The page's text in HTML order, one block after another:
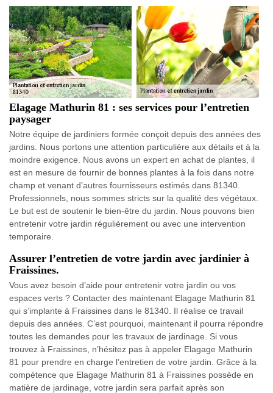
Elagage Mathurin 81 : ses services pour l’entretien
paysager
Notre équipe de jardiniers formée conçoit depuis des années des
jardins. Nous portons une attention particulière aux détails et à la
moindre exigence. Nous avons un expert en achat de plantes, il
est en mesure de fournir de bonnes plantes à la fois dans notre
champ et venant d’autres fournisseurs estimés dans 81340.
Professionnels, nous sommes stricts sur la qualité des végétaux.
Le but est de soutenir le bien-être du jardin. Nous pouvons bien
entretenir votre jardin régulièrement ou avec une intervention
temporaire.
Assurer l’entretien de votre jardin avec jardinier à
Fraissines.
Vous avez besoin d’aide pour entretenir votre jardin ou vos
espaces verts ? Contacter des maintenant Elagage Mathurin 81
qui s’implante à Fraissines dans le 81340. Il réalise ce travail
depuis des années. C’est pourquoi, maintenant il pourra répondre
toutes les demandes pour les travaux de jardinage. Si vous
trouvez à Fraissines, n’hésitez pas à appeler Elagage Mathurin
81 pour prendre en charge l’entretien de votre jardin. Grâce à la
compétence que Elagage Mathurin 81 à Fraissines possède en
matière de jardinage, votre jardin sera parfait après son